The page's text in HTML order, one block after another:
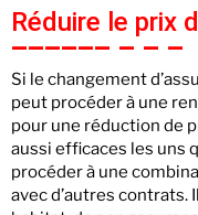
Réduire le prix
Si le changement
peut procéder à une
pour une réduction de
aussi efficaces les uns
procéder à une
avec d’autres contrats.